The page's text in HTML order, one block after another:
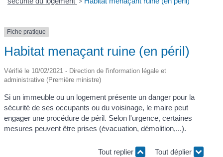
Fiche pratique
Habitat menaçant ruine (en péril)
Vérifié le 10/02/2021 - Direction de l'information légale et
administrative (Première ministre)
Si un immeuble ou un logement présente un danger pour la
sécurité de ses occupants ou du voisinage, le maire peut
engager une procédure de péril. Selon l'urgence, certaines
mesures peuvent être prises (évacuation, démolition,...).
Tout replier Tout déplier